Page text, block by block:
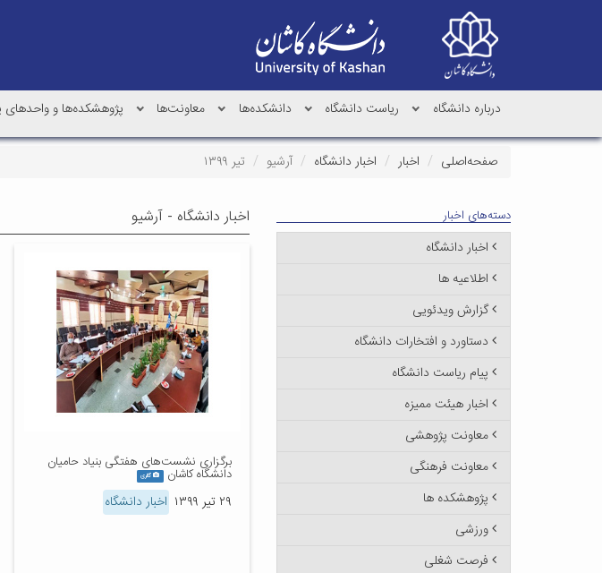
درباره دانشگاه ریاست دانشگاه دانشکده‌ها معاونت‌ها پژوهشکده‌ها و
صفحه‌اصلی اخبار اخبار دانشگاه آرشیو تیر ۱۳۹۹
اخبار دانشگاه - آرشیو
برگزاری نشست‌های هفتگی بنیاد حامیان
دانشگاه کاشان گالری
۲۹ تیر ۱۳۹۹ اخبار دانشگاه
دسته‌های اخبار
اخبار دانشگاه
اطلاعیه ها
گزارش ویدئویی
دستاورد و افتخارات دانشگاه
پیام ریاست دانشگاه
اخبار هیئت ممیزه
معاونت پژوهشی
معاونت فرهنگی
پژوهشکده ها
ورزشی
فرصت شغلی